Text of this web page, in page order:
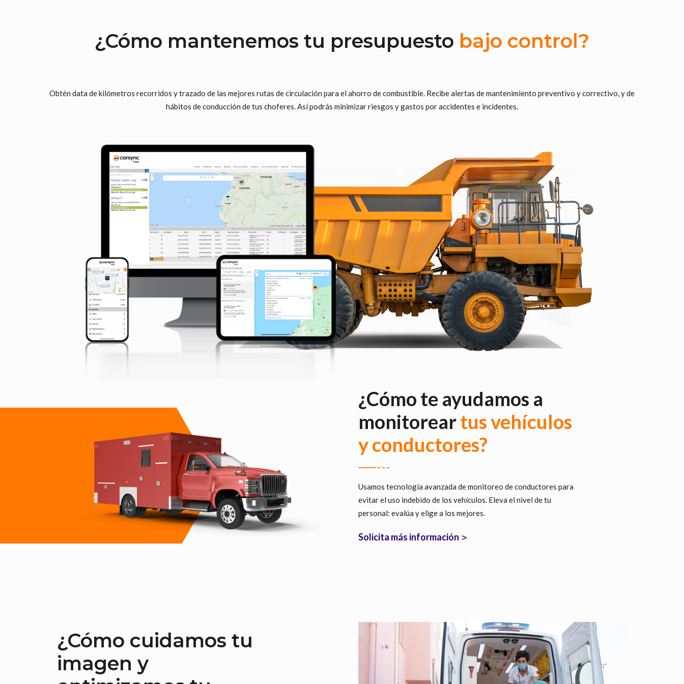
¿Cómo mantenemos tu presupuesto bajo control?
Obtén data de kilómetros recorridos y trazado de las mejores rutas de circulación para el ahorro de combustible. Recibe alertas de mantenimiento preventivo y correctivo, y de
hábitos de conducción de tus choferes. Así podrás minimizar riesgos y gastos por accidentes e incidentes.
¿Cómo te ayudamos a
monitoreartus vehículos
y conductores?
Usamos tecnología avanzada de monitoreo de conductores para
evitar el uso indebido de los vehículos. Eleva el nivel de tu
personal: evalúa y elige a los mejores.
Solicita más información
¿Cómo cuidamos tu
imagen y